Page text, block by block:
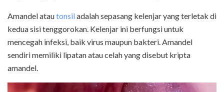
Amandel atautonsiladalah sepasang kelenjar yang terletak di
kedua sisi tenggorokan. Kelenjar ini berfungsi untuk
mencegah infeksi, baik virus maupun bakteri. Amandel
sendiri memiliki lipatan atau celah yang disebut kripta
amandel.